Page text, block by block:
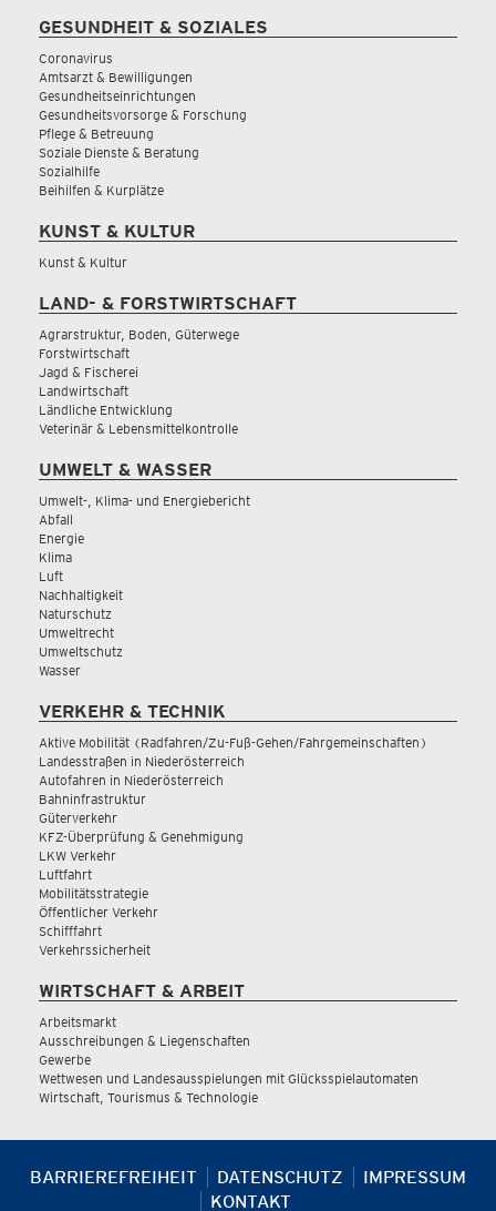
GESUNDHEIT & SOZIALES
Coronavirus
Amtsarzt & Bewilligungen
Gesundheitseinrichtungen
Gesundheitsvorsorge & Forschung
Pflege & Betreuung
Soziale Dienste & Beratung
Sozialhilfe
Beihilfen & Kurplätze
KUNST & KULTUR
Kunst & Kultur
LAND- & FORSTWIRTSCHAFT
Agrarstruktur, Boden, Güterwege
Forstwirtschaft
Jagd & Fischerei
Landwirtschaft
Ländliche Entwicklung
Veterinär & Lebensmittelkontrolle
UMWELT & WASSER
Umwelt-, Klima- und Energiebericht
Abfall
Energie
Klima
Luft
Nachhaltigkeit
Naturschutz
Umweltrecht
Umweltschutz
Wasser
VERKEHR & TECHNIK
Aktive Mobilität (Radfahren/Zu-Fuß-Gehen/Fahrgemeinschaften)
Landesstraßen in Niederösterreich
Autofahren in Niederösterreich
Bahninfrastruktur
Güterverkehr
KFZ-Überprüfung & Genehmigung
LKW Verkehr
Luftfahrt
Mobilitätsstrategie
Öffentlicher Verkehr
Schifffahrt
Verkehrssicherheit
WIRTSCHAFT & ARBEIT
Arbeitsmarkt
Ausschreibungen & Liegenschaften
Gewerbe
Wettwesen und Landesausspielungen mit Glücksspielautomaten
Wirtschaft, Tourismus & Technologie
BARRIEREFREIHEIT DATENSCHUTZ
IMPRESSUM
KONTAKT